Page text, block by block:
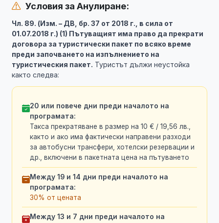
Условия за Анулиране:
Чл. 89. (Изм. – ДВ, бр. 37 от 2018 г., в сила от
01.07.2018 г.) (1) Пътуващият има право да прекрати
договора за туристически пакет по всяко време
преди започването на изпълнението на
туристическия пакет. Туристът дължи неустойка
както следва:
20 или повече дни преди началото на
програмата:
Такса прекратяване в размер на 10 € / 19,56 лв.,
както и ако има фактически направени разходи
за автобусни трансфери, хотелски резервации и
др., включени в пакетната цена на пътуването
Между 19 и 14 дни преди началото на
програмата:
30% от цената
Между 13 и 7 дни преди началото на